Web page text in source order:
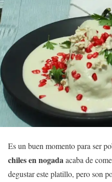
Es un buen momento para ser
chiles en nogadaacaba de
degustar este platillo, pero son